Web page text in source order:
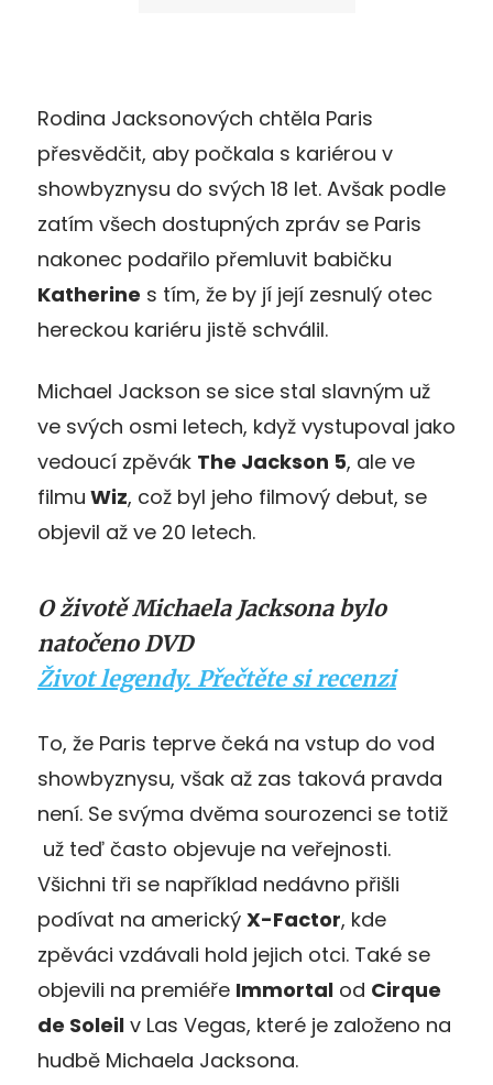
Rodina Jacksonových chtěla Paris
přesvědčit, aby počkala s kariérou v
showbyznysu do svých 18 let. Avšak podle
zatím všech dostupných zpráv se Paris
nakonec podařilo přemluvit babičku
Katherine s tím, že by jí její zesnulý otec
hereckou kariéru jistě schválil.
Michael Jackson se sice stal slavným už
ve svých osmi letech, když vystupoval jako
vedoucí zpěvák The Jackson 5, ale ve
filmu Wiz, což byl jeho filmový debut, se
objevil až ve 20 letech.
O životě Michaela Jacksona bylo
natočeno DVD
Život legendy. Přečtěte si recenzi
To, že Paris teprve čeká na vstup do vod
showbyznysu, však až zas taková pravda
není. Se svýma dvěma sourozenci se totiž
už teď často objevuje na veřejnosti.
Všichni tři se například nedávno přišli
podívat na americký X-Factor, kde
zpěváci vzdávali hold jejich otci. Také se
objevili na premiéře Immortal od Cirque
de Soleil v Las Vegas, které je založeno na
hudbě Michaela Jacksona.